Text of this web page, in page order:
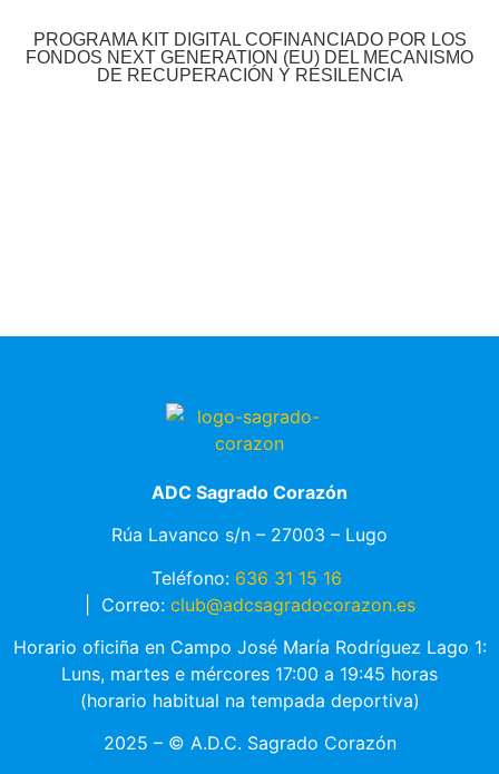
PROGRAMA KIT DIGITAL COFINANCIADO POR LOS
FONDOS NEXT GENERATION (EU) DEL MECANISMO
DE RECUPERACIÓN Y RESILENCIA
ADC Sagrado Corazón
Rúa Lavanco s/n – 27003 – Lugo
Teléfono: 636 31 15 16
Correo: club@adcsagradocorazon.es
Horario oficiña en Campo José María Rodríguez Lago 1:
Luns, martes e mércores 17:00 a 19:45 horas
(horario habitual na tempada deportiva)
2025 – © A.D.C. Sagrado Corazón